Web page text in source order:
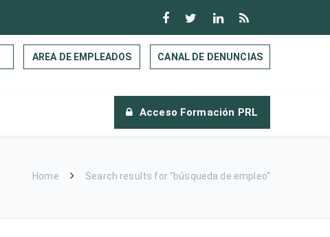
AREA DE EMPLEADOS CANAL DE DENUNCIAS
Acceso Formación PRL
Home Search results for "búsqueda de empleo"